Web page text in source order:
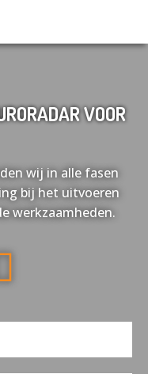
VOOR
wij in alle fasen
bij het uitvoeren
werkzaamheden.